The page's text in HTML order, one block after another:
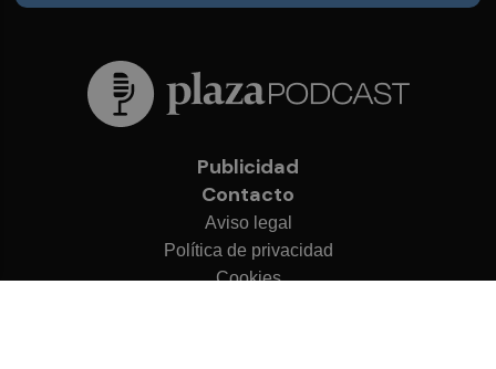
Publicidad
Contacto
Aviso legal
Política de privacidad
Cookies